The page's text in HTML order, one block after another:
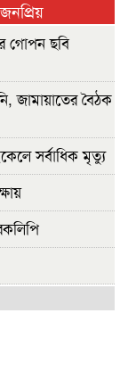
জনপ্রিয়
গোপন ছবি
জামায়াতের বৈঠক
সর্বাধিক মৃত্যু